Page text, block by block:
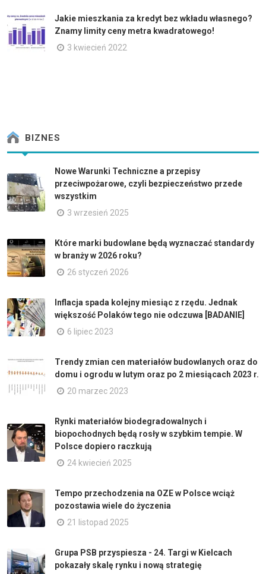
Jakie mieszkania za kredyt bez wkładu własnego?
Znamy limity ceny metra kwadratowego!
3 kwiecień 2022
BIZNES
Nowe Warunki Techniczne a przepisy
przeciwpożarowe, czyli bezpieczeństwo przede
wszystkim
3 wrzesień 2025
Które marki budowlane będą wyznaczać standardy
w branży w 2026 roku?
26 styczeń 2026
Inflacja spada kolejny miesiąc z rzędu. Jednak
większość Polaków tego nie odczuwa [BADANIE]
6 lipiec 2023
Trendy zmian cen materiałów budowlanych oraz do
domu i ogrodu w lutym oraz po 2 miesiącach 2023 r.
20 marzec 2023
Rynki materiałów biodegradowalnych i
biopochodnych będą rosły w szybkim tempie. W
Polsce dopiero raczkują
24 kwiecień 2025
Tempo przechodzenia na OZE w Polsce wciąż
pozostawia wiele do życzenia
21 listopad 2025
Grupa PSB przyspiesza - 24. Targi w Kielcach
pokazały skalę rynku i nową strategię